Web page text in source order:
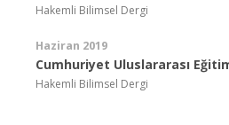
Hakemli Bilimsel Dergi
Haziran 2019
Cumhuriyet Uluslararası
Hakemli Bilimsel Dergi